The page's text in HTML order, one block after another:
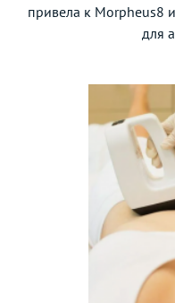
привела к Morpheus8
для